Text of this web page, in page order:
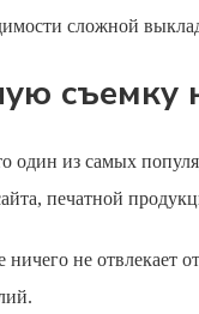
сложной
съемку
один из самых
печатной
ничего не отвлекает